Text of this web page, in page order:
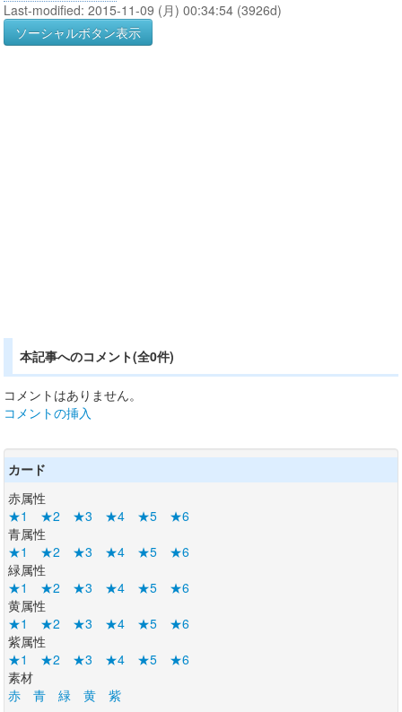
Last-modified: 2015-11-09 (月) 00:34:54 (3926d)
ソーシャルボタン表示
本記事へのコメント(全0件)
コメントはありません。
コメントの挿入
カード
赤属性
★1
★2 ★3 ★4 ★5
★6
青属性
★1
★2 ★3 ★4 ★5
★6
緑属性
★1
★2 ★3 ★4 ★5
★6
黄属性
★1
★2 ★3 ★4 ★5
★6
紫属性
★1
★2 ★3 ★4 ★5
★6
素材
赤
青 緑 黄
紫